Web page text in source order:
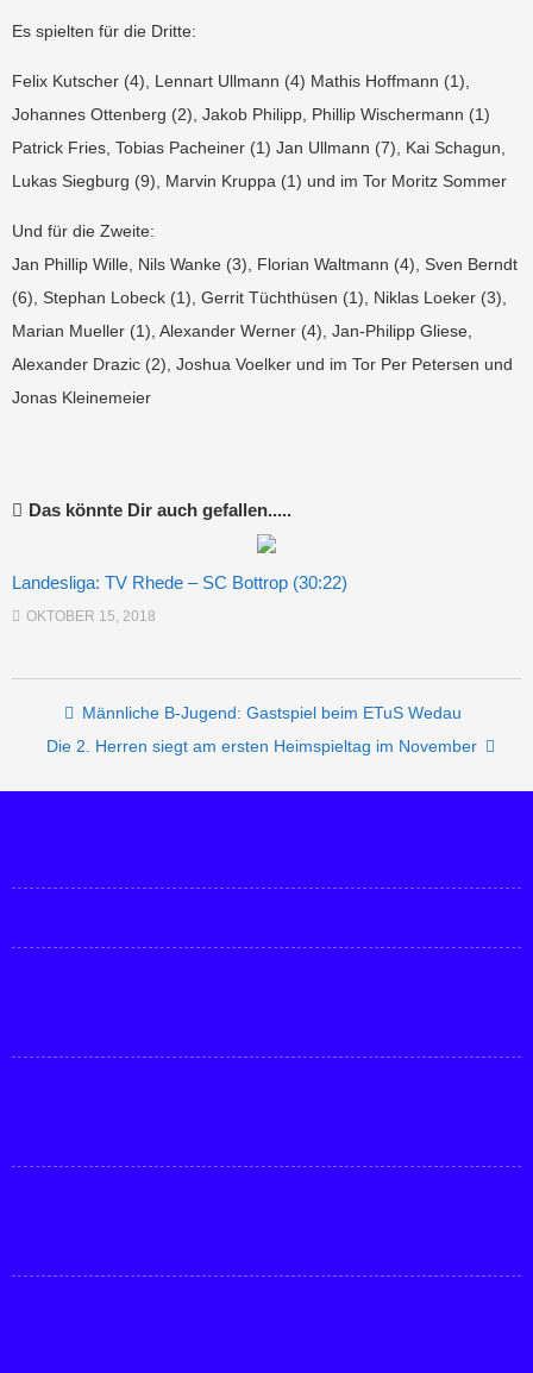
Es spielten für die Dritte:
Felix Kutscher (4), Lennart Ullmann (4) Mathis Hoffmann (1),
Johannes Ottenberg (2), Jakob Philipp, Phillip Wischermann (1)
Patrick Fries, Tobias Pacheiner (1) Jan Ullmann (7), Kai Schagun,
Lukas Siegburg (9), Marvin Kruppa (1) und im Tor Moritz Sommer
Und für die Zweite:
Jan Phillip Wille, Nils Wanke (3), Florian Waltmann (4), Sven Berndt
(6), Stephan Lobeck (1), Gerrit Tüchthüsen (1), Niklas Loeker (3),
Marian Mueller (1), Alexander Werner (4), Jan-Philipp Gliese,
Alexander Drazic (2), Joshua Voelker und im Tor Per Petersen und
Jonas Kleinemeier
Das könnte Dir auch gefallen.....
Landesliga: TV Rhede – SC Bottrop (30:22)
OKTOBER 15, 2018
Post navigation
Männliche B-Jugend: Gastspiel beim ETuS Wedau
Die 2. Herren siegt am ersten Heimspieltag im November